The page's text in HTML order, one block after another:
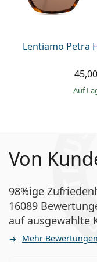
Lentiamo Petra
auf
Von
98%ige
16089
auf ausgewählte
Mehr